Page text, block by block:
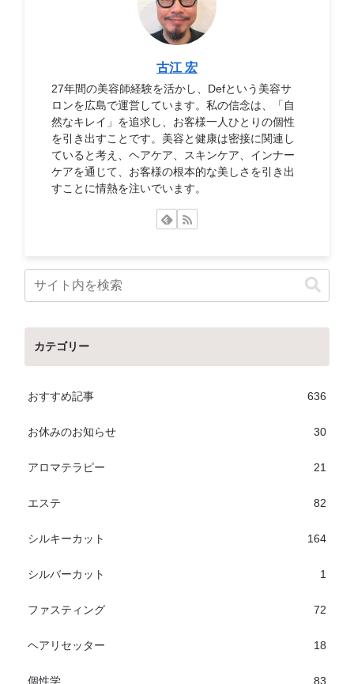
古江 宏
27年間の美容師経験を活かし、Defという美容サ
ロンを広島で運営しています。私の信念は、「自
然なキレイ」を追求し、お客様一人ひとりの個性
を引き出すことです。美容と健康は密接に関連し
ていると考え、ヘアケア、スキンケア、インナー
ケアを通じて、お客様の根本的な美しさを引き出
すことに情熱を注いでいます。
カテゴリー
おすすめ記事 636
お休みのお知らせ 30
アロマテラピー 21
エステ 82
シルキーカット 164
シルバーカット 1
ファスティング 72
ヘアリセッター 18
個性学 83